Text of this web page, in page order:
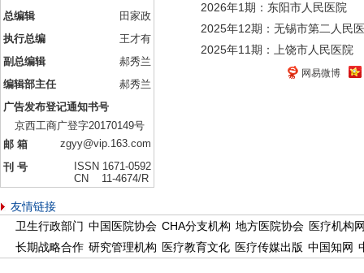
总编辑
田家政
执行总编
王才有
副总编辑
郝秀兰
编辑部主任
郝秀兰
广告发布登记通知书号
京西工商广登字20170149号
邮 箱
zgyy@vip.163.com
刊 号
ISSN 1671-0592
CN 11-4674/R
2026年1期：东阳市人民医院
2025年12期：无锡市第二人民
2025年11期：上饶市人民医院
网易微博
友情链接
卫生行政部门 中国医院协会 CHA分支机构 地方医院协会 医疗机构
长期战略合作 研究管理机构 医疗教育文化 医疗传媒出版 中国知网